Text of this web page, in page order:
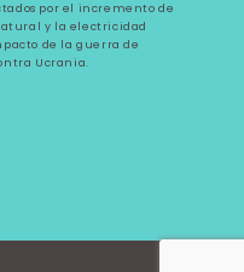
por el incremento de
y la electricidad
de la guerra de
Ucrania.